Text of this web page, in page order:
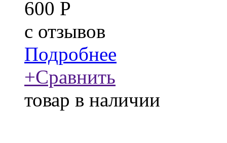
600 Р
c отзывов
Подробнее
+Сравнить
товар в наличии